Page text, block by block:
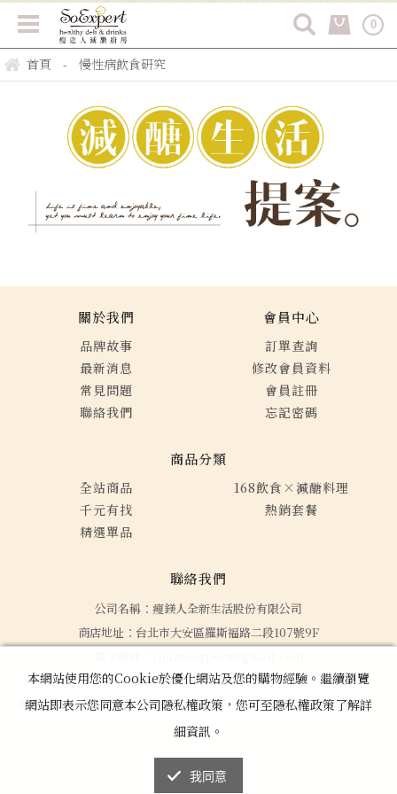
0
首頁 - 慢性病飲食研究
關於我們
品牌故事
最新消息
常見問題
聯絡我們
會員中心
訂單查詢
修改會員資料
會員註冊
忘記密碼
商品分類
全站商品
168飲食×減醣料理
千元有找
熱銷套餐
精選單品
聯絡我們
公司名稱：瘦鎂人全新生活股份有限公司
商店地址：台北市大安區羅斯福路二段107號9F
服務電話： 02-27081608
服務時間：平日 09:00～12:00, 13:00～16:00（國定假日及天災除外）
本網站使用您的Cookie於優化網站及您的購物經驗。繼續瀏覽
網站即表示您同意本公司隱私權政策，您可至隱私權政策了解詳
細資訊。
我同意